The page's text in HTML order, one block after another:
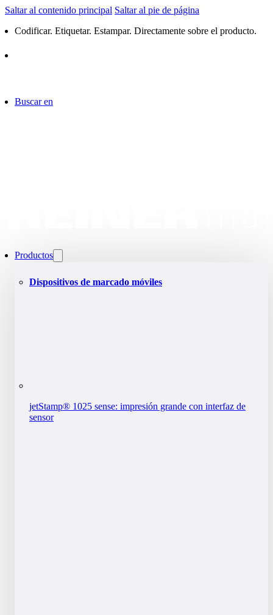
Saltar al contenido principal Saltar al pie de página
Codificar. Etiquetar. Estampar. Directamente sobre el producto.
Buscar en
Productos
Dispositivos de marcado móviles
jetStamp® 1025 sense: impresión grande con interfaz de
sensor